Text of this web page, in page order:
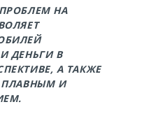
НА
ДЕНЬГИ В
А ТАКЖЕ
ПЛАВНЫМ И